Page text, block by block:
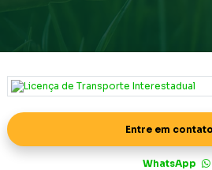
Entre em contato
WhatsApp